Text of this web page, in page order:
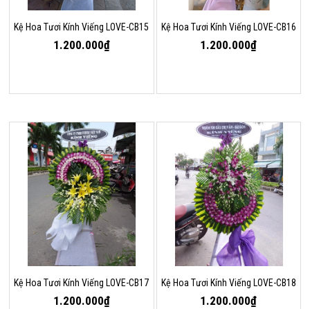
Kệ Hoa Tươi Kính Viếng LOVE-CB15
1.200.000₫
Kệ Hoa Tươi Kính Viếng LOVE-CB16
1.200.000₫
Kệ Hoa Tươi Kính Viếng LOVE-CB17
1.200.000₫
Kệ Hoa Tươi Kính Viếng LOVE-CB18
1.200.000₫